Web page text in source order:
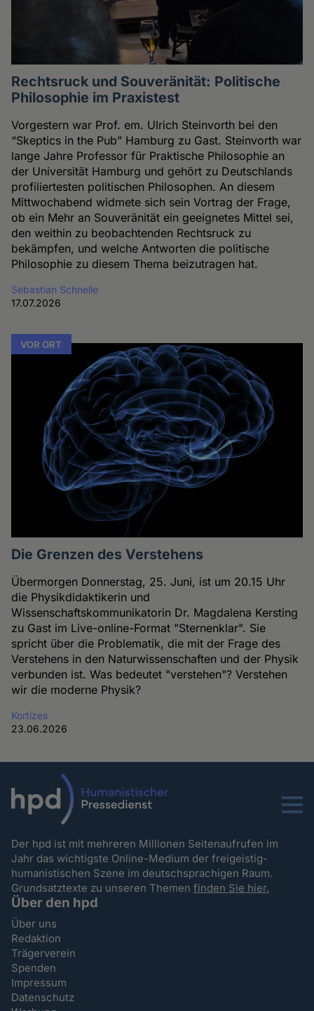
Rechtsruck und Souveränität: Politische
Philosophie im Praxistest
Vorgestern war Prof. em. Ulrich Steinvorth bei den
“Skeptics in the Pub” Hamburg zu Gast. Steinvorth war
lange Jahre Professor für Praktische Philosophie an
der Universität Hamburg und gehört zu Deutschlands
profiliertesten politischen Philosophen. An diesem
Mittwochabend widmete sich sein Vortrag der Frage,
ob ein Mehr an Souveränität ein geeignetes Mittel sei,
den weithin zu beobachtenden Rechtsruck zu
bekämpfen, und welche Antworten die politische
Philosophie zu diesem Thema beizutragen hat.
Sebastian Schnelle
17.07.2026
VOR ORT
Die Grenzen des Verstehens
Übermorgen Donnerstag, 25. Juni, ist um 20.15 Uhr
die Physikdidaktikerin und
Wissenschaftskommunikatorin Dr. Magdalena Kersting
zu Gast im Live-online-Format "Sternenklar". Sie
spricht über die Problematik, die mit der Frage des
Verstehens in den Naturwissenschaften und der Physik
verbunden ist. Was bedeutet "verstehen"? Verstehen
wir die moderne Physik?
Kortizes
23.06.2026
Menu
Der hpd ist mit mehreren Millionen Seitenaufrufen im
Jahr das wichtigste Online-Medium der freigeistig-
humanistischen Szene im deutschsprachigen Raum.
Grundsatztexte zu unseren Themenfinden Sie hier.
Über den hpd
Über uns
Redaktion
Trägerverein
Spenden
Impressum
Datenschutz